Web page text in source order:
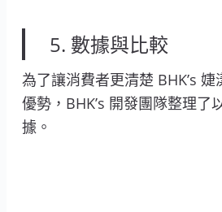
5. 數據與比較
為了讓消費者更清楚 BHK’s
優勢，BHK’s 開發團隊整理了
據。